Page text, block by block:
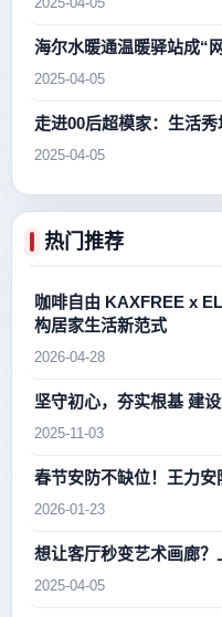
2025-04-05
海尔水暖通温暖驿站成“
2025-04-05
走进00后超模家：生活
2025-04-05
热门推荐
咖啡自由 KAXFREE x
构居家生活新范式
2026-04-28
坚守
2025-11-03
春节安防不缺位！王力
2026-01-23
想让客厅秒变艺术画廊
2025-04-05